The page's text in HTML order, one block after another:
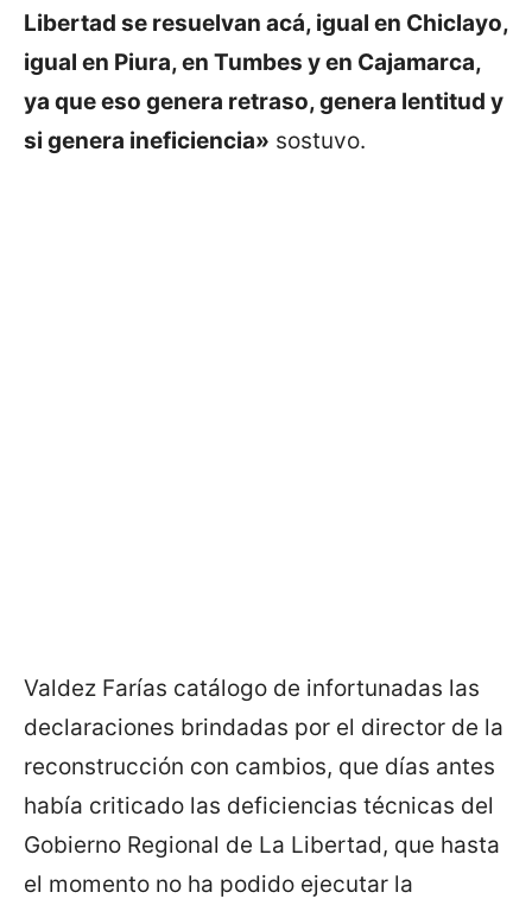
Libertad se resuelvan acá, igual en Chiclayo,
igual en Piura, en Tumbes y en Cajamarca,
ya que eso genera retraso, genera lentitud y
si genera ineficiencia» sostuvo.
Valdez Farías catálogo de infortunadas las
declaraciones brindadas por el director de la
reconstrucción con cambios, que días antes
había criticado las deficiencias técnicas del
Gobierno Regional de La Libertad, que hasta
el momento no ha podido ejecutar la